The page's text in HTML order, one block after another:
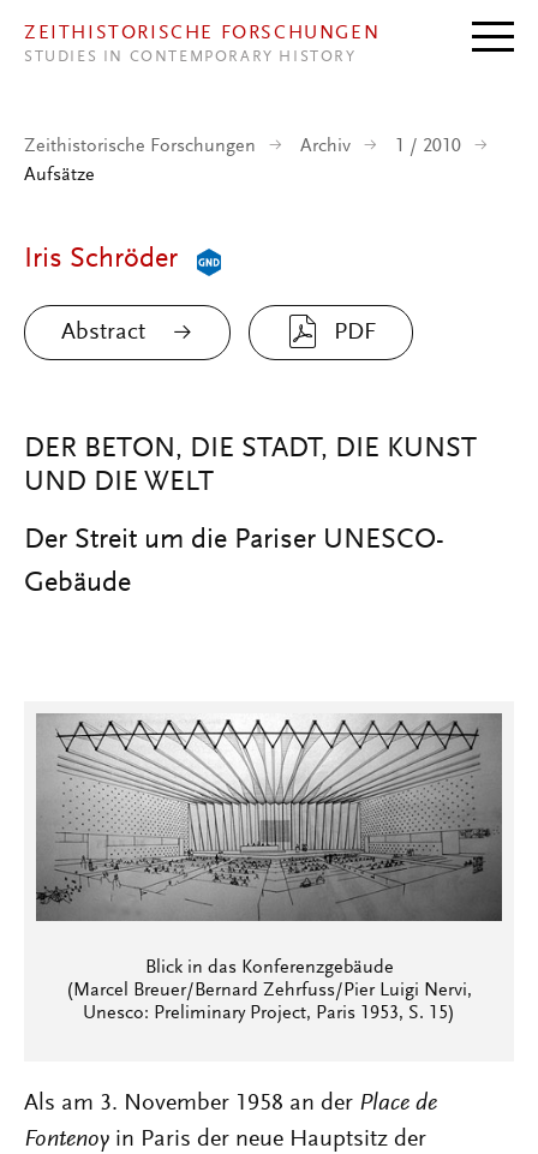
ZEITHISTORISCHE FORSCHUNGEN
STUDIES IN CONTEMPORARY HISTORY
Zeithistorische Forschungen Archiv
1 / 2010
Aufsätze
Iris Schröder
Abstract PDF
DER BETON, DIE STADT, DIE KUNST
UND DIE WELT
Der Streit um die Pariser UNESCO-
Gebäude
Blick in das Konferenzgebäude
(Marcel Breuer/Bernard Zehrfuss/Pier Luigi Nervi,
Unesco: Preliminary Project, Paris 1953, S. 15)
Als am 3. November 1958 an der Place de
Fontenoy in Paris der neue Hauptsitz der